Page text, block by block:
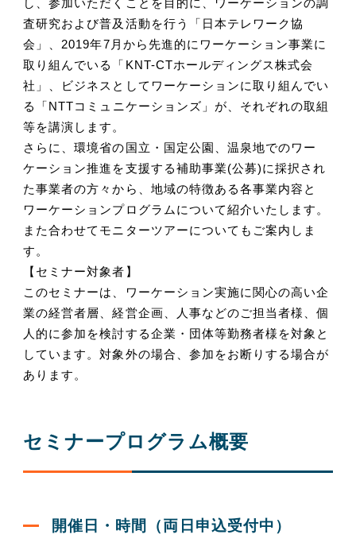
し、参加いただくことを目的に、ワーケーションの調
査研究および普及活動を行う「日本テレワーク協
会」、2019年7月から先進的にワーケーション事業に
取り組んでいる「KNT-CTホールディングス株式会
社」、ビジネスとしてワーケーションに取り組んでい
る「NTTコミュニケーションズ」が、それぞれの取組
等を講演します。
さらに、環境省の国立・国定公園、温泉地でのワー
ケーション推進を支援する補助事業(公募)に採択され
た事業者の方々から、地域の特徴ある各事業内容と
ワーケーションプログラムについて紹介いたします。
また合わせてモニターツアーについてもご案内しま
す。
【セミナー対象者】
このセミナーは、ワーケーション実施に関心の高い企
業の経営者層、経営企画、人事などのご担当者様、個
人的に参加を検討する企業・団体等勤務者様を対象と
しています。対象外の場合、参加をお断りする場合が
あります。
セミナープログラム概要
開催日・時間（両日申込受付中）